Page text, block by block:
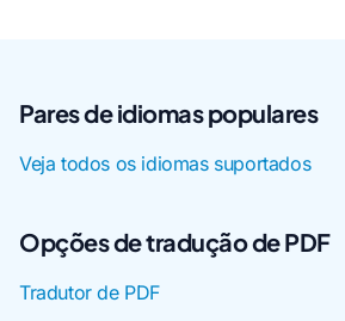
Pares de idiomas populares
Veja todos os idiomas suportados
Opções de tradução de PDF
Tradutor de PDF